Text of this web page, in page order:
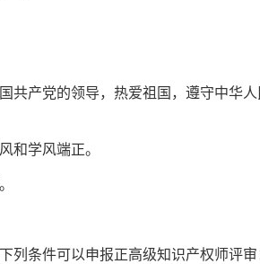
共产党的领导，热爱祖国，遵守中华
和学风端正。
列条件可以申报正高级知识产权师评审